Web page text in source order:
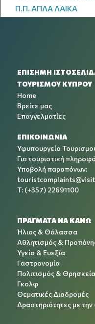
Π.Π. ΑΠΛΑ ΛΑΙΚΑ
ΕΠΙΣΗΜΗ
ΤΟΥΡΙΣΜΟΥ ΚΥΠΡΟΥ
Home
Βρείτε μας
Επαγγελματίες
ΕΠΙΚΟΙΝΩΝΙΑ
Υφυπουργείο
Για τουριστική
Υποβολή παραπόνων:
T: (+357) 22691100
ΠΡΑΓΜΑΤΑ ΝΑ ΚΑΝΩ
Ήλιος & Θάλασσα
Αθλητισμός &
Υγεία & Ευεξία
Γαστρονομία
Πολιτισμός & Θρησκεία
Γκολφ
Θεματικές Διαδρομές
Δραστηριότητες με την